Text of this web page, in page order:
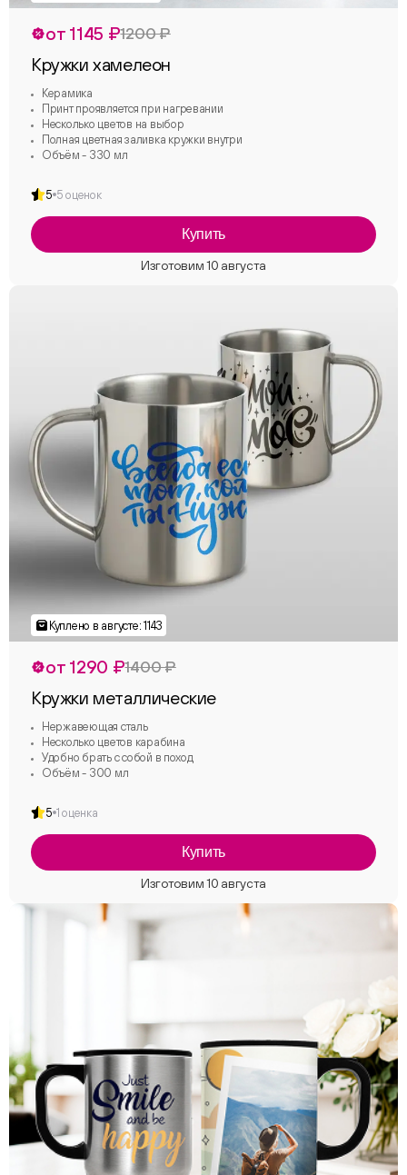
от 1145 ₽1200 ₽
Кружки хамелеон
Керамика
Принт проявляется при нагревании
Несколько цветов на выбор
Полная цветная заливка кружки внутри
Объём - 330 мл
5 5 оценок
Купить
от 1290 ₽1400 ₽
Кружки металлические
Нержавеющая сталь
Несколько цветов карабина
Удобно брать с собой в поход
Объём - 300 мл
5 1 оценка
Купить